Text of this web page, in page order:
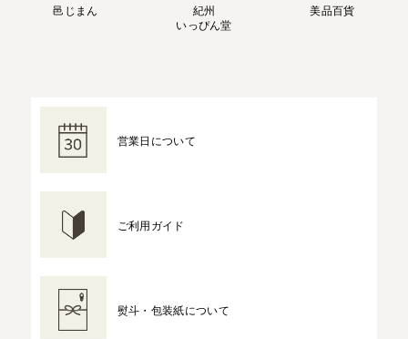
邑じまん
紀州
いっぴん堂
美品百貨
営業日について
ご利用ガイド
熨斗・包装紙について